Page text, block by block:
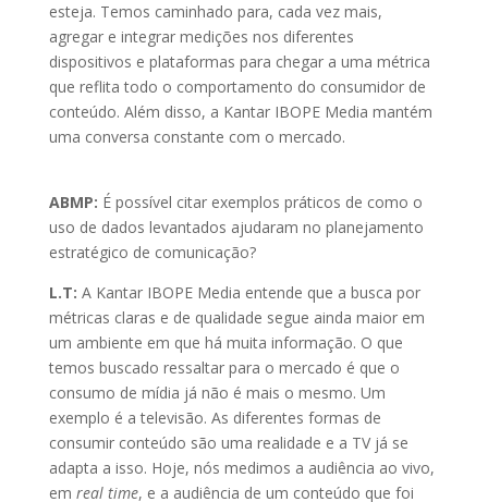
esteja. Temos caminhado para, cada vez mais,
agregar e integrar medições nos diferentes
dispositivos e plataformas para chegar a uma métrica
que reflita todo o comportamento do consumidor de
conteúdo. Além disso, a Kantar IBOPE Media mantém
uma conversa constante com o mercado.
ABMP: É possível citar exemplos práticos de como o
uso de dados levantados ajudaram no planejamento
estratégico de comunicação?
L.T: A Kantar IBOPE Media entende que a busca por
métricas claras e de qualidade segue ainda maior em
um ambiente em que há muita informação. O que
temos buscado ressaltar para o mercado é que o
consumo de mídia já não é mais o mesmo. Um
exemplo é a televisão. As diferentes formas de
consumir conteúdo são uma realidade e a TV já se
adapta a isso. Hoje, nós medimos a audiência ao vivo,
em real time, e a audiência de um conteúdo que foi